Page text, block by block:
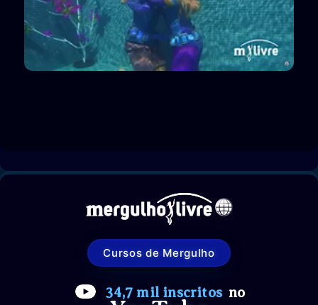
Cursos de Mergulho
34,7 mil inscritos no